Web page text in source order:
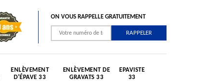
ON VOUS RAPPELLE GRATUITEMENT
ENLÈVEMENT
D'ÉPAVE 33
ENLÈVEMENT DE
GRAVATS 33
EPAVISTE
33